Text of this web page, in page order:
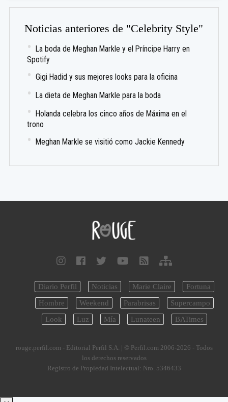
Noticias anteriores de "Celebrity Style"
La boda de Meghan Markle y el Príncipe Harry en
Spotify
Gigi Hadid y sus mejores looks para la oficina
La dieta de Meghan Markle para la boda
Holanda celebra los cinco años de Máxima en el
trono
Meghan Markle se visitió como Jackie Kennedy
Diario Perfil Noticias Marie Claire
Fortuna
Hombre
Weekend Parabrisas
Supercampo
Look
Luz Mía Lunateen BATimes
rouge.perfil.com - Editorial Perfil S.A. | © Perfil.com 2006-2026 - Todos
los derechos reservados
Registro de Propiedad Intelectual: Nro. 5346433